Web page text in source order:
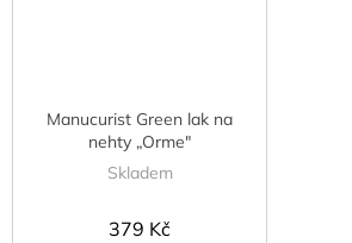
Manucurist Green lak na
nehty „Orme"
Skladem
379 Kč